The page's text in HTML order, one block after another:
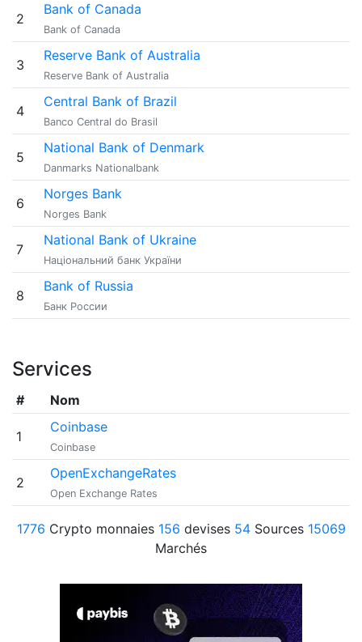
2
Bank of Canada
Bank of Canada
3
Reserve Bank of Australia
Reserve Bank of Australia
4
Central Bank of Brazil
Banco Central do Brasil
5
National Bank of Denmark
Danmarks Nationalbank
6
Norges Bank
Norges Bank
7
National Bank of Ukraine
Національний банк України
8
Bank of Russia
Банк России
Services
# Nom
1
Coinbase
Coinbase
2
OpenExchangeRates
Open Exchange Rates
1776 Crypto monnaies 156 devises 54Sources 15069
Marchés